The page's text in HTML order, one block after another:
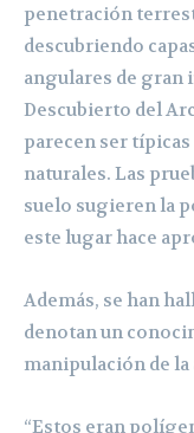
penetración
descubriendo
angulares de gran
Descubierto del
parecen ser
naturales. Las
suelo sugieren la
este lugar hace
Además, se han
denotan un
manipulación de la
“Estos eran